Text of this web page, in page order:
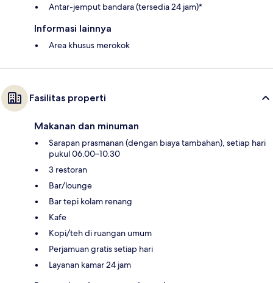
Antar-jemput bandara (tersedia 24 jam)*
Informasi lainnya
Area khusus merokok
Fasilitas properti
Makanan dan minuman
Sarapan prasmanan (dengan biaya tambahan), setiap hari
pukul 06.00–10.30
3 restoran
Bar/lounge
Bar tepi kolam renang
Kafe
Kopi/teh di ruangan umum
Perjamuan gratis setiap hari
Layanan kamar 24 jam